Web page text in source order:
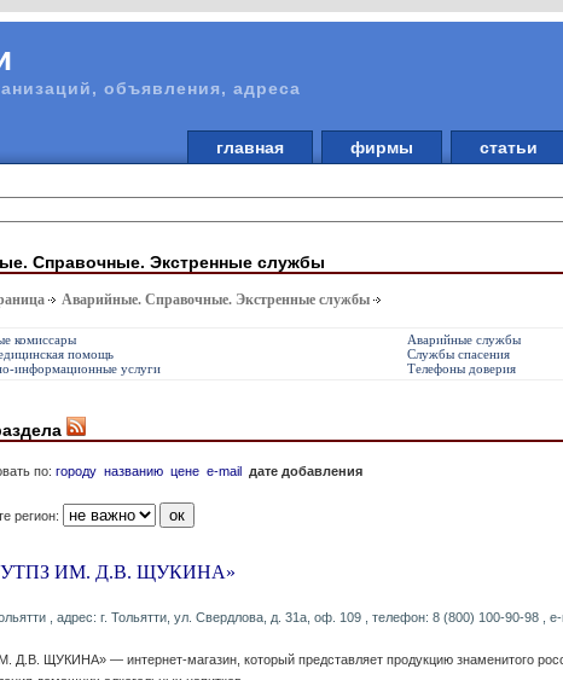
объявления, адреса
главная фирмы статьи
Справочные. Экстренные службы
Аварийные. Справочные. Экстренные службы
комиссары Аварийные службы
помощь
Службы спасения
информационные услуги
Телефоны доверия
по:городу названию цене e-mail дате добавления
регион:
ИМ. Д.В. ЩУКИНА»
, адрес: г. Тольятти, ул. Свердлова, д. 31а, оф. 109 , телефон: 8 (800) 100-90-98 ,
Д.В. ЩУКИНА» — интернет-магазин, который представляет продукцию знаменитого